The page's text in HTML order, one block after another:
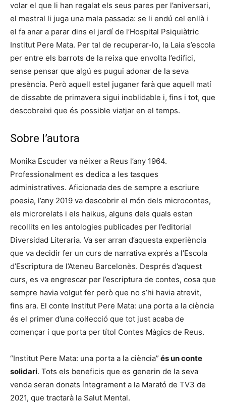
volar el que li han regalat els seus pares per l’aniversari,
el mestral li juga una mala passada: se li endú cel enllà i
el fa anar a parar dins el jardí de l’Hospital Psiquiàtric
Institut Pere Mata. Per tal de recuperar-lo, la Laia s’escola
per entre els barrots de la reixa que envolta l’edifici,
sense pensar que algú es pugui adonar de la seva
presència. Però aquell estel juganer farà que aquell matí
de dissabte de primavera sigui inoblidable i, fins i tot, que
descobreixi que és possible viatjar en el temps.
Sobre l’autora
Monika Escuder va néixer a Reus l’any 1964.
Professionalment es dedica a les tasques
administratives. Aficionada des de sempre a escriure
poesia, l’any 2019 va descobrir el món dels microcontes,
els microrelats i els haikus, alguns dels quals estan
recollits en les antologies publicades per l’editorial
Diversidad Literaria. Va ser arran d’aquesta experiència
que va decidir fer un curs de narrativa exprés a l’Escola
d’Escriptura de l’Ateneu Barcelonès. Després d’aquest
curs, es va engrescar per l’escriptura de contes, cosa que
sempre havia volgut fer però que no s’hi havia atrevit,
fins ara. El conte Institut Pere Mata: una porta a la ciència
és el primer d’una col·lecció que tot just acaba de
començar i que porta per títol Contes Màgics de Reus.
“Institut Pere Mata: una porta a la ciència” és un conte
solidari. Tots els beneficis que es generin de la seva
venda seran donats íntegrament a la Marató de TV3 de
2021, que tractarà la Salut Mental.